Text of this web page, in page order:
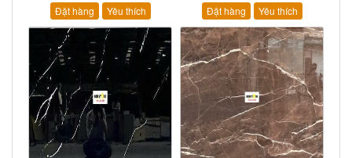
Đặt hàng Yêu thích Đặt hàng Yêu thích